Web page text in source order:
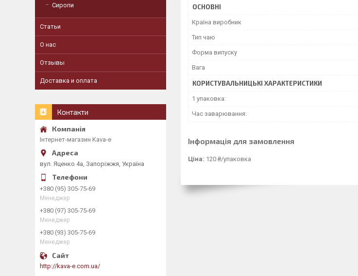
ОСНОВНІ
Країна виробник
Тип чаю
Форма випуску
Вага
КОРИСТУВАЛЬНИЦЬКІ ХАРАКТЕРИСТИКИ
1 упаковка:
Час заварювання:
Інформація для замовлення
Ціна: 120 ₴/упаковка
Сиропи
Статьи
О нас
Отзывы
Доставка и оплата
Контакти
Інтернет-магазин Kava-e
вул. Яценко 4а, Запоріжжя, Україна
+380 (95) 305-75-69
Менеджер
+380 (97) 305-75-69
Менеджер
+380 (93) 305-75-69
Менеджер
http://kava-e.com.ua/